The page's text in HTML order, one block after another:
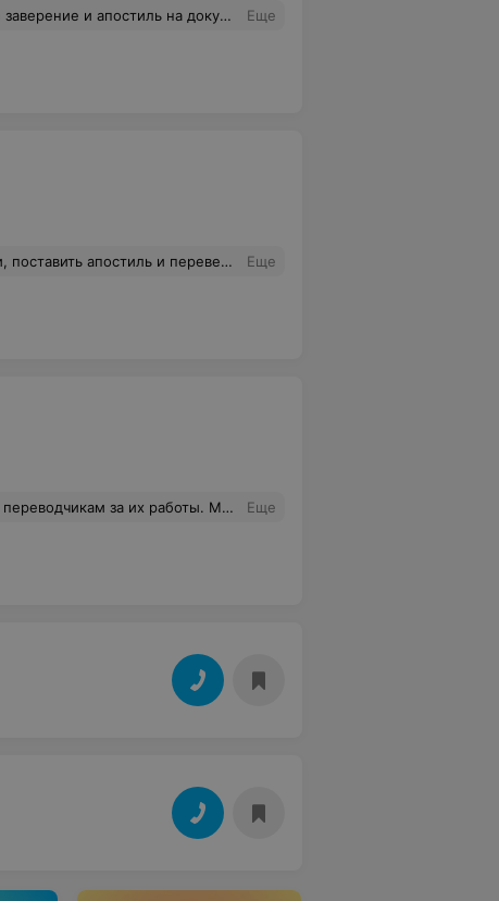
быстрая работа, доброжелательный персонал. Расположение в центре города. Еще
заниматься не было, надо было уезжать. Все сделали как и договаривались. Очень выручили Еще
2020 до сих пор не выплатят. Директор много обещал и пропал( Еще